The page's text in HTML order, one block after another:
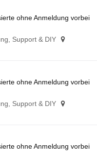
ohne Anmeldung vorbei
Support & DIY
ohne Anmeldung vorbei
Support & DIY
ohne Anmeldung vorbei